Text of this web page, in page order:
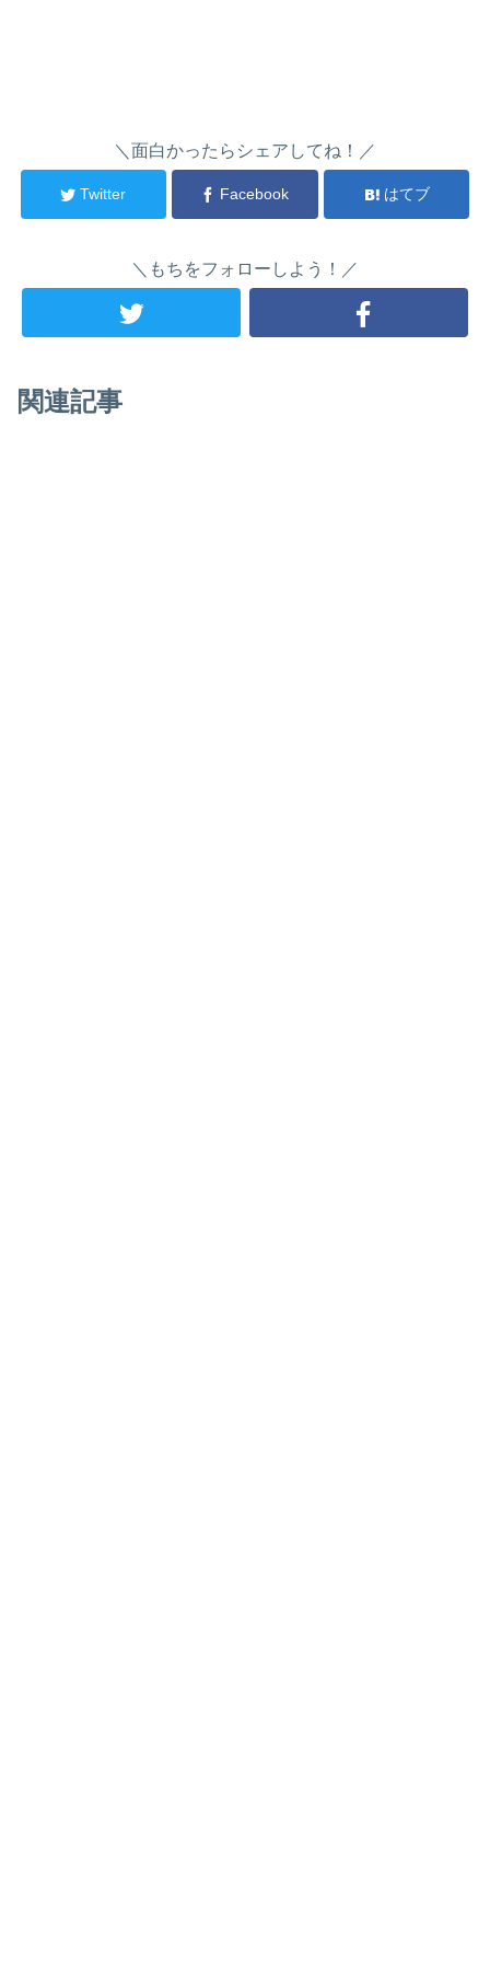
＼面白かったらシェアしてね！／
Twitter Facebook はてブ
＼もちをフォローしよう！／
関連記事